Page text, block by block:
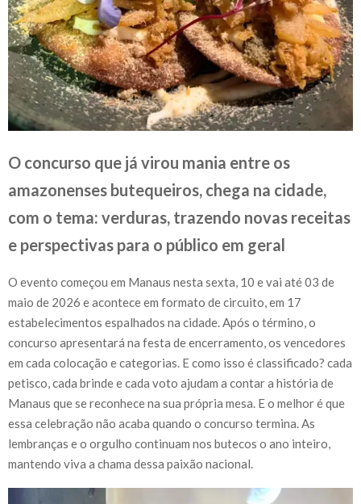
O concurso que já virou mania entre os
amazonenses butequeiros, chega na cidade,
com o tema: verduras, trazendo novas receitas
e perspectivas para o público em geral
O evento começou em Manaus nesta sexta, 10 e vai até 03 de
maio de 2026 e acontece em formato de circuito, em 17
estabelecimentos espalhados na cidade. Após o término, o
concurso apresentará na festa de encerramento, os vencedores
em cada colocação e categorias. E como isso é classificado? cada
petisco, cada brinde e cada voto ajudam a contar a história de
Manaus que se reconhece na sua própria mesa. E o melhor é que
essa celebração não acaba quando o concurso termina. As
lembranças e o orgulho continuam nos butecos o ano inteiro,
mantendo viva a chama dessa paixão nacional.